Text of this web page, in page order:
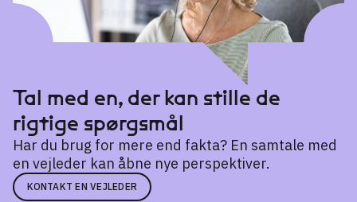
Tal med en, der kan stille de
rigtige spørgsmål
Har du brug for mere end fakta? En samtale med
en vejleder kan åbne nye perspektiver.
KONTAKT EN VEJLEDER